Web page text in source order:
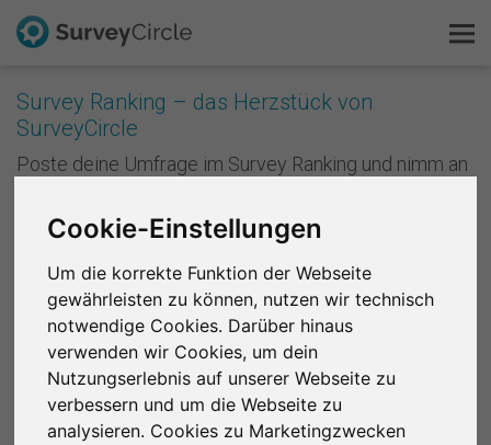
Cookie-Einstellungen
Um die korrekte Funktion der Webseite
gewährleisten zu können, nutzen wir technisch
notwendige Cookies. Darüber hinaus
verwenden wir Cookies, um dein
Nutzungserlebnis auf unserer Webseite zu
verbessern und um die Webseite zu
analysieren. Cookies zu Marketingzwecken
Survey Ranking – das Herzstück von
SurveyCircle
Poste deine Umfrage im Survey Ranking und nimm an
deiner Studie im Survey Ranking. Je besser deine
deiner Studie teil. Anders formuliert: Je mehr du
andere unterstützt, desto mehr Unterstützung
bekommst du zurück.
Registriere dich kostenlos, um bei SurveyCircle
Studienteilnehmer zu finden und spannende
Forschungsprojekte zu unterstützen.
Forschung entdecken
FAQ
Kostenlos registrieren
Anmelden